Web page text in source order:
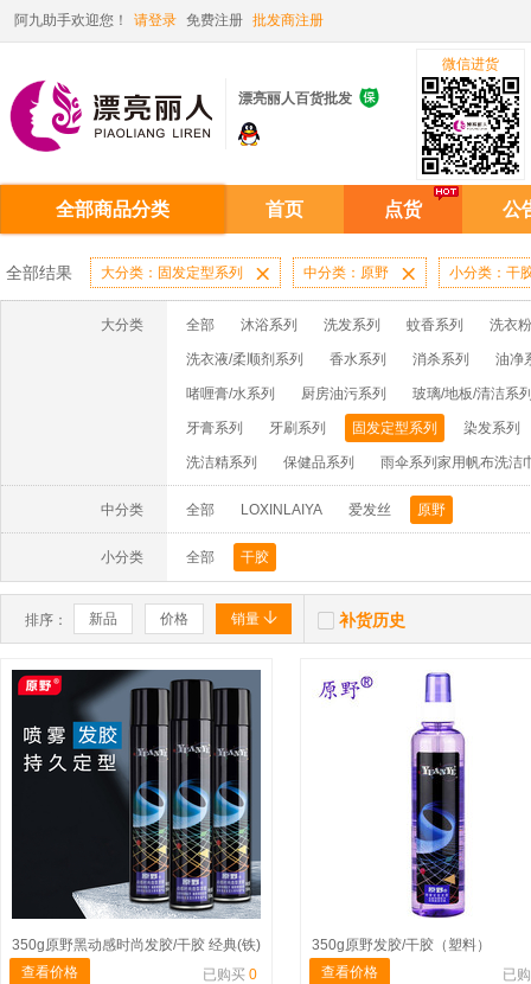
阿九助手欢迎您！ 请登录 免费注册 批发商注册
漂亮丽人百货批发 
微信进货
全部商品分类 首页 点货 公
全部结果 大分类：固发定型系列  中分类：原野  小分类：干
大分类 全部 沐浴系列 洗发系列 蚊香系列 洗衣
洗衣液/柔顺剂系列 香水系列 消杀系列 油净
啫喱膏/水系列 厨房油污系列 玻璃/地板/清洁系
牙膏系列 牙刷系列 固发定型系列 染发系列
洗洁精系列 保健品系列 雨伞系列家用帆布洗洁
中分类 全部 LOXINLAIYA 爱发丝 原野
小分类 全部 干胶
排序： 新品 价格 销量   补货历史
350g原野黑动感时尚发胶/干胶 经典(铁)
查看价格
已购买 0
350g原野发胶/干胶（塑料）
查看价格
已